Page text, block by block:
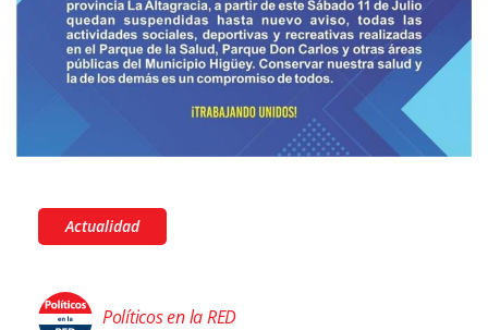
Actualidad
Políticos en la RED